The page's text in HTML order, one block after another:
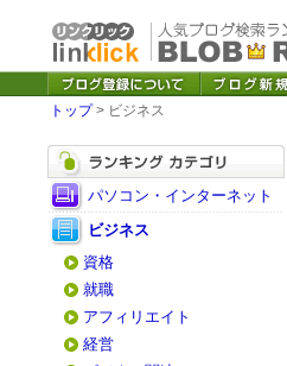
トップ> ビジネス
パソコン・インターネット
ビジネス
資格
就職
アフィリエイト
経営